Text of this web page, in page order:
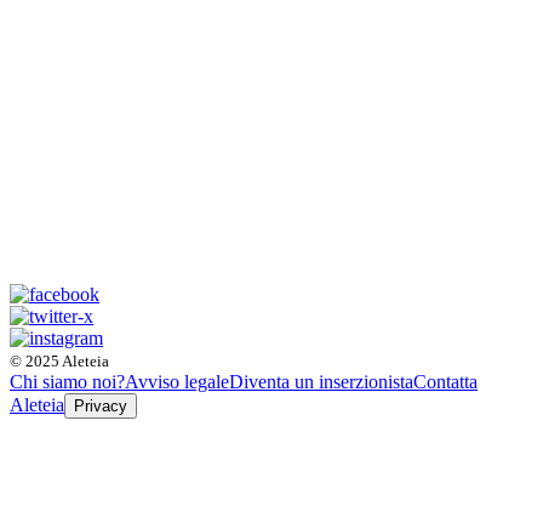
© 2025 Aleteia
Chi siamo noi?Avviso legaleDiventa un inserzionistaContatta
Aleteia
Privacy